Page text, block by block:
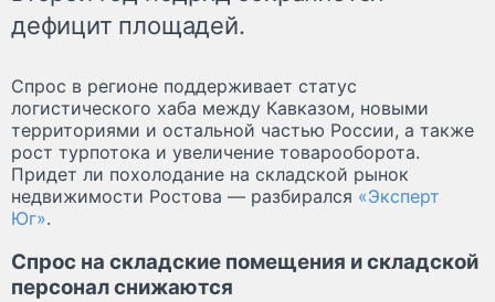
дефицит площадей.
Спрос в регионе поддерживает статус
логистического хаба между Кавказом, новыми
территориями и остальной частью России, а также
рост турпотока и увеличение товарооборота.
Придет ли похолодание на складской рынок
недвижимости Ростова — разбирался «Эксперт
Юг».
Спрос на складские помещения и складской
персонал снижаются